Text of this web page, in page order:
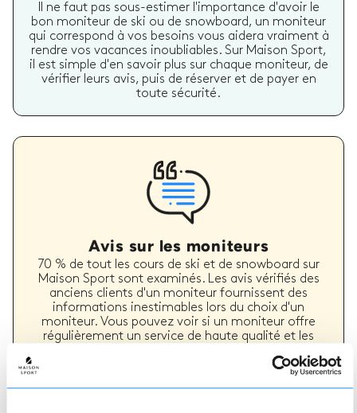
Il ne faut pas sous-estimer l'importance d'avoir le
bon moniteur de ski ou de snowboard, un moniteur
qui correspond à vos besoins vous aidera vraiment à
rendre vos vacances inoubliables. Sur Maison Sport,
il est simple d'en savoir plus sur chaque moniteur, de
vérifier leurs avis, puis de réserver et de payer en
toute sécurité.
Avis sur les moniteurs
70 % de tout les cours de ski et de snowboard sur
Maison Sport sont examinés. Les avis vérifiés des
anciens clients d'un moniteur fournissent des
informations inestimables lors du choix d'un
moniteur. Vous pouvez voir si un moniteur offre
régulièrement un service de haute qualité et les